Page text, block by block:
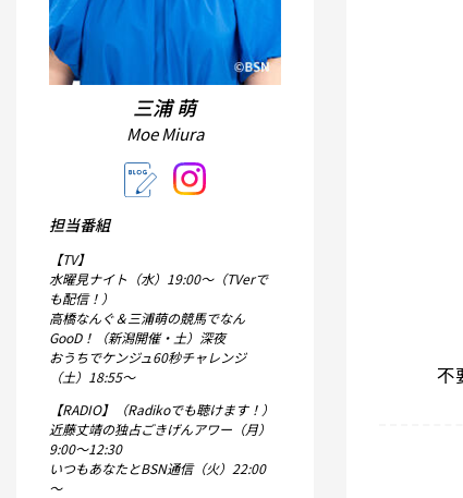
三浦 萌
Moe Miura
担当番組
【TV】
水曜見ナイト（水）19:00～（TVerで
も配信！）
高橋なんぐ＆三浦萌の競馬でなん
GooD！（新潟開催・土）深夜
おうちでケンジュ60秒チャレンジ
（土）18:55～
【RADIO】（Radikoでも聴けます！）
近藤丈靖の独占ごきげんアワー（月）
9:00～12:30
いつもあなたとBSN通信（火）22:00
～
不